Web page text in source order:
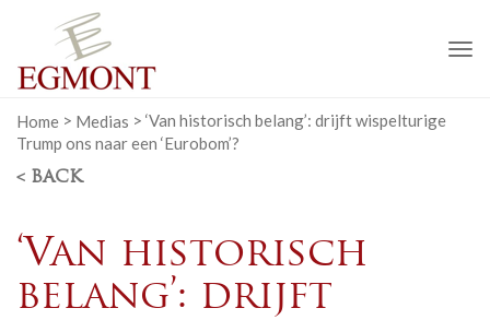
Home > Medias > ‘Van historisch belang’: drijft wispelturige
Trump ons naar een ‘Eurobom’?
< BACK
‘Van historisch
belang’: drijft